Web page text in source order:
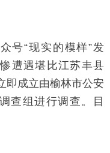
号“现实的模样”发
遭遇堪比江苏丰县
即成立由榆林市公安
查组进行调查。目